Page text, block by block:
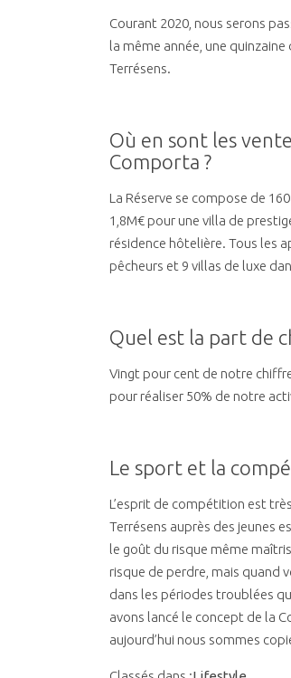
Courant 2020, nous serons
la même année, une
Terrésens.
Où en sont les
Comporta ?
La Réserve se compose de
1,8M€ pour une villa de
résidence hôtelière. Tous les
pêcheurs et 9 villas de luxe
Quel est la part de
Vingt pour cent de notre
pour réaliser 50% de notre
Le sport et la
L’esprit de compétition est
Terrésens auprès des jeunes
le goût du risque même
risque de perdre, mais quand
dans les périodes troublées
avons lancé le concept de la
aujourd’hui nous sommes